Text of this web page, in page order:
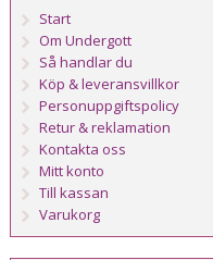
Start
Om Undergott
Så handlar du
Köp & leveransvillkor
Personuppgiftspolicy
Retur & reklamation
Kontakta oss
Mitt konto
Till kassan
Varukorg